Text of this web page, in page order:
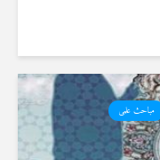
مباحث علمی